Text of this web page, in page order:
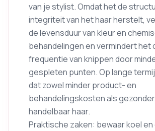
van je stylist. Omdat het de
integriteit van het haar herstelt,
de levensduur van kleur en
behandelingen en vermindert het
frequentie van knippen door
gespleten punten. Op lange
dat zowel minder product- en
behandelingskosten als
handelbaar haar.
Praktische zaken: bewaar koel